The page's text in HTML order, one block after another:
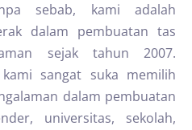
sebab, kami adalah
dalam pembuatan tas
sejak tahun 2007.
kami sangat suka memilih
dalam pembuatan
universitas, sekolah,